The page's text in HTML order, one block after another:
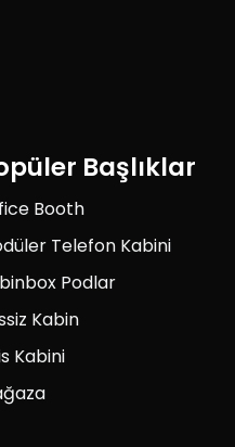
Başlıklar
Booth
Telefon Kabini
Podlar
Kabin
Kabini